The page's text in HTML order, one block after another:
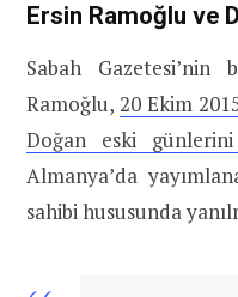
Ersin Ramoğlu ve
Sabah Gazetesi’nin
Ramoğlu, 20 Ekim
Doğan eski günlerini
Almanya’da
sahibi hususunda